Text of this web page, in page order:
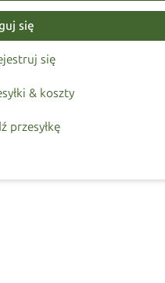
się
się
& koszty
przesyłkę